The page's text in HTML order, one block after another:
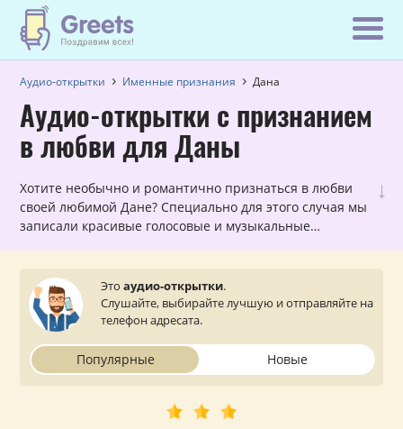
Аудио-открытки Именные признания Дана
Аудио-открытки с признанием
в любви для Даны
↓
Хотите необычно и романтично признаться в любви
своей любимой Дане? Специально для этого случая мы
записали красивые голосовые и музыкальные
телефон.
Этоаудио-открытки.
Слушайте, выбирайте лучшую и отправляйте на
телефон адресата.
Популярные Новые